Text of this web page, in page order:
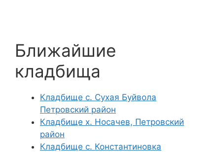
Ближайшие
кладбища
Кладбище с. Сухая Буйвола
Петровский район
Кладбище х. Носачев, Петровский
район
Кладбище с. Константиновка